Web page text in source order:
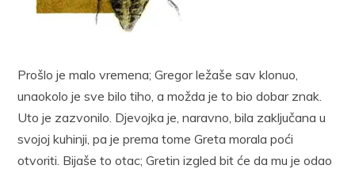
Prošlo je malo vremena; Gregor ležaše sav klonuo,
unaokolo je sve bilo tiho, a možda je to bio dobar znak.
Uto je zazvonilo. Djevojka je, naravno, bila zaključana u
svojoj kuhinji, pa je prema tome Greta morala poći
otvoriti. Bijaše to otac; Gretin izgled bit će da mu je odao